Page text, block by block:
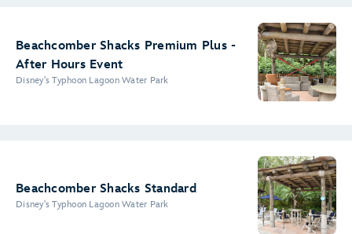
Beachcomber Shacks Premium Plus -
After Hours Event
Disney's Typhoon Lagoon Water Park
Beachcomber Shacks Standard
Disney's Typhoon Lagoon Water Park